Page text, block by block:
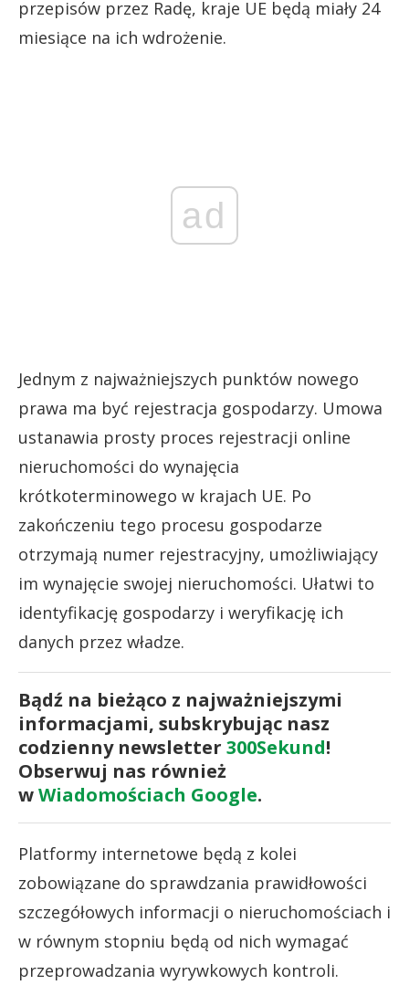
przepisów przez Radę, kraje UE będą miały 24
miesiące na ich wdrożenie.
ad
Jednym z najważniejszych punktów nowego
prawa ma być rejestracja gospodarzy. Umowa
ustanawia prosty proces rejestracji online
nieruchomości do wynajęcia
krótkoterminowego w krajach UE. Po
zakończeniu tego procesu gospodarze
otrzymają numer rejestracyjny, umożliwiający
im wynajęcie swojej nieruchomości. Ułatwi to
identyfikację gospodarzy i weryfikację ich
danych przez władze.
Bądź na bieżąco z najważniejszymi
informacjami, subskrybując nasz
codzienny newsletter 300Sekund!
Obserwuj nas również
wWiadomościach Google.
Platformy internetowe będą z kolei
zobowiązane do sprawdzania prawidłowości
szczegółowych informacji o nieruchomościach i
w równym stopniu będą od nich wymagać
przeprowadzania wyrywkowych kontroli.